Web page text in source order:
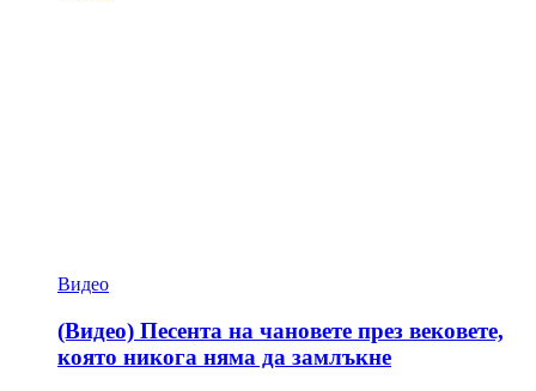
Видео
(Видео) Песента на чановете през вековете,
която никога няма да замлъкне